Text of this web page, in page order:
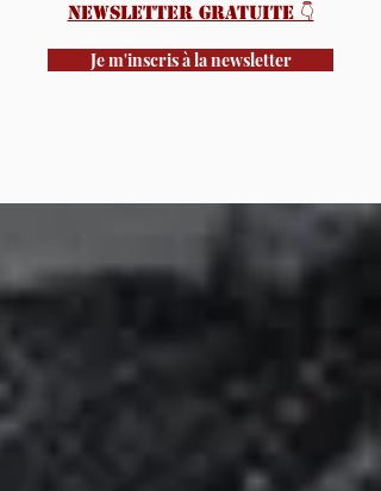
newsletter gratuite 👇️
Je m'inscris à la newsletter